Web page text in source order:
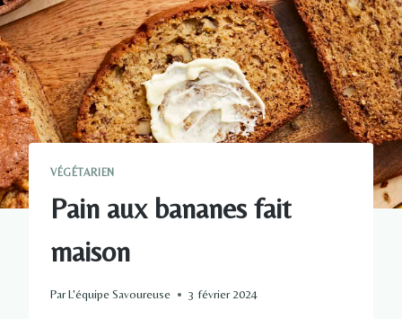
VÉGÉTARIEN
Pain aux bananes fait
maison
ParL'équipe Savoureuse 3 février 2024